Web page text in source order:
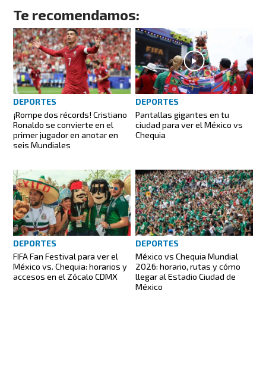
Te recomendamos:
DEPORTES
¡Rompe dos récords! Cristiano
Ronaldo se convierte en el
primer jugador en anotar en
seis Mundiales
DEPORTES
Pantallas gigantes en tu
ciudad para ver el México vs
Chequia
DEPORTES
FIFA Fan Festival para ver el
México vs. Chequia: horarios y
accesos en el Zócalo CDMX
DEPORTES
México vs Chequia Mundial
2026: horario, rutas y cómo
llegar al Estadio Ciudad de
México